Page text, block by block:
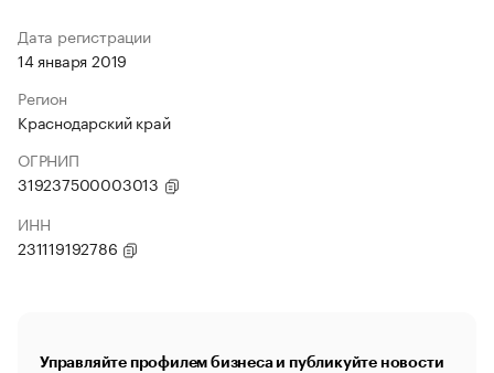
Дата регистрации
14 января 2019
Регион
Краснодарский край
ОГРНИП
319237500003013
ИНН
231119192786
Управляйте профилем бизнеса и публикуйте новости